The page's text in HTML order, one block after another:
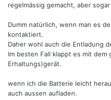
regelmässig gemacht, aber
Dumm natürlich, wenn man es
kontaktiert.
Daher wohl auch die Entladung
Im besten Fall klappt es mit
Erhaltungs)gerät.
wenn ich die Batterie leicht
auch aussen aufladen.